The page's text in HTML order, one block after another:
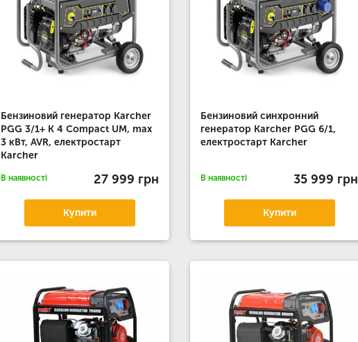
Бензиновий генератор Karcher
PGG 3/1+ K 4 Compact UM, max
3 кВт, AVR, електростарт
Karcher
В наявності 27 999 грн
Купити
Бензиновий синхронний
генератор Karcher PGG 6/1,
електростарт Karcher
В наявності 35 999 грн
Купити